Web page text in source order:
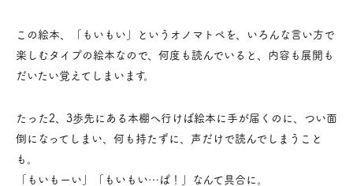
この絵本、「もいもい」というオノマトペを、いろんな言い方で
楽しむタイプの絵本なので、何度も読んでいると、内容も展開も
だいたい覚えてしまいます。
たった2、3歩先にある本棚へ行けば絵本に手が届くのに、つい面
倒になってしまい、何も持たずに、声だけで読んでしまうこと
も。
「もいもーい」「もいもい…ぱ！」なんて具合に。